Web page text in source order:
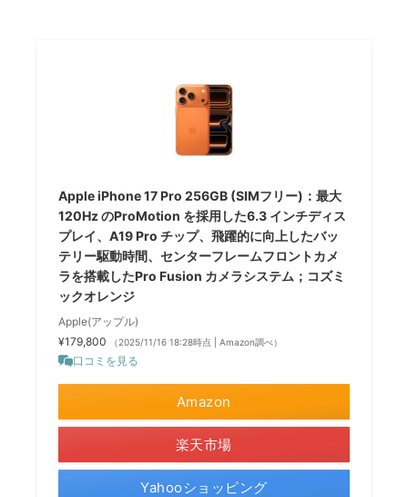
Apple iPhone 17 Pro 256GB (SIMフリー)：最大
120Hz のProMotion を採用した6.3 インチディス
プレイ、A19 Pro チップ、飛躍的に向上したバッ
テリー駆動時間、センターフレームフロントカメ
ラを搭載したPro Fusion カメラシステム；コズミ
ックオレンジ
Apple(アップル)
¥179,800
（2025/11/16 18:28時点 | Amazon調べ）
口コミを見る
Amazon
楽天市場
Yahooショッピング